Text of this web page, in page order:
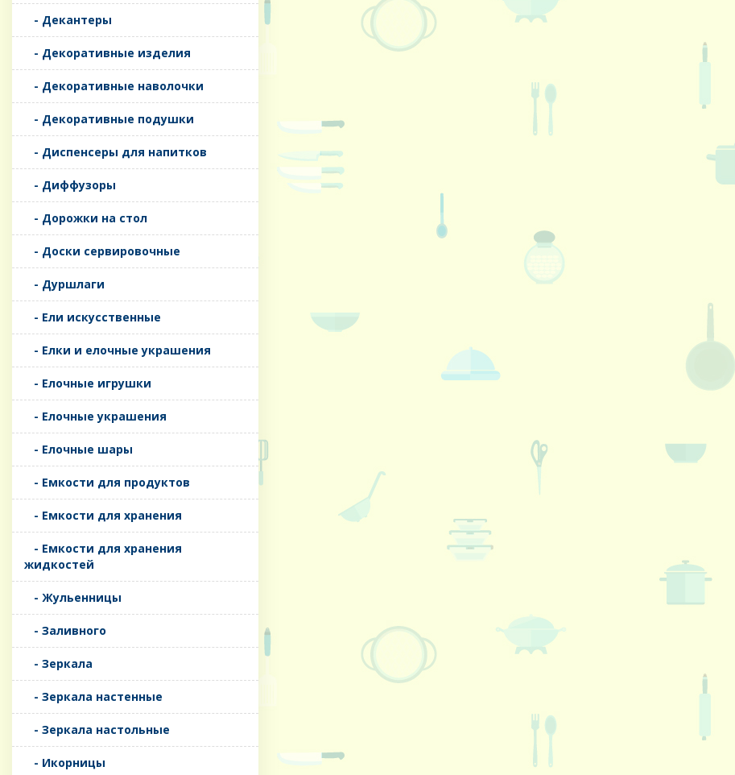
- Декантеры
- Декоративные изделия
- Декоративные наволочки
- Декоративные подушки
- Диспенсеры для напитков
- Диффузоры
- Дорожки на стол
- Доски сервировочные
- Дуршлаги
- Ели искусственные
- Елки и елочные украшения
- Елочные игрушки
- Елочные украшения
- Елочные шары
- Емкости для продуктов
- Емкости для хранения
- Емкости для хранения
жидкостей
- Жульенницы
- Заливного
- Зеркала
- Зеркала настенные
- Зеркала настольные
- Икорницы